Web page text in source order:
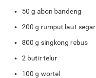
50 g abon bandeng
200 g rumput laut segar
800 g singkong rebus
2 butir telur
100 g wortel